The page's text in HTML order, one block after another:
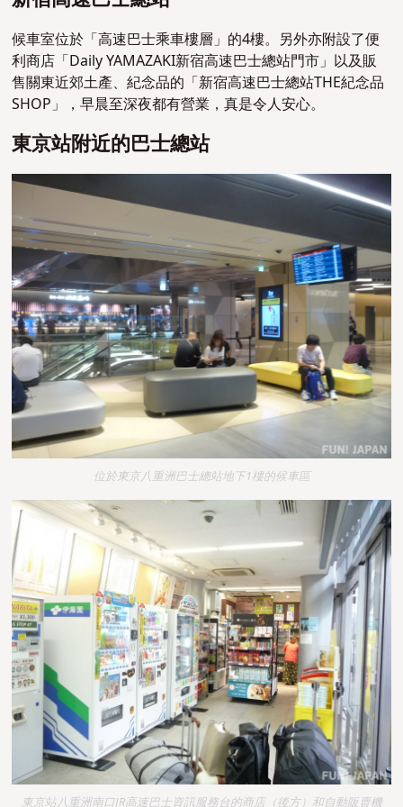
候車室位於「高速巴士乘車樓層」的4樓。另外亦附設了便
利商店「Daily YAMAZAKI新宿高速巴士總站門市」以及販
售關東近郊土產、紀念品的「新宿高速巴士總站THE紀念品
SHOP」，早晨至深夜都有營業，真是令人安心。
東京站附近的巴士總站
位於東京八重洲巴士總站地下1樓的候車區
東京站八重洲南口JR高速巴士資訊服務台的商店（後方）和自動販賣機